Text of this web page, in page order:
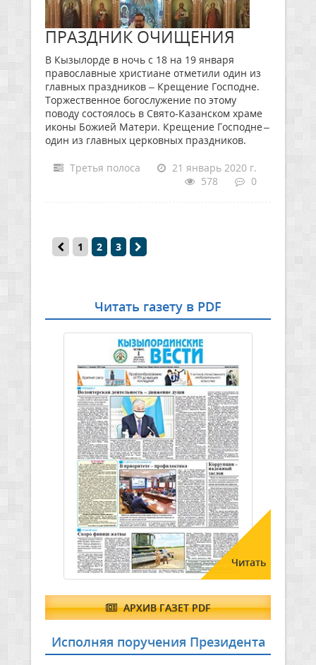
ПРАЗДНИК ОЧИЩЕНИЯ
В Кызылорде в ночь с 18 на 19 января
православные христиане отметили один из
главных праздников – Крещение Господне.
Торжественное богослужение по этому
поводу состоялось в Свято-Казанском храме
иконы Божией Матери. Крещение Господне –
один из главных церковных праздников.
Третья полоса
21 январь 2020 г.
578
0
1 2 3
Читать газету в PDF
Читать
АРХИВ ГАЗЕТ PDF
Исполняя поручения Президента